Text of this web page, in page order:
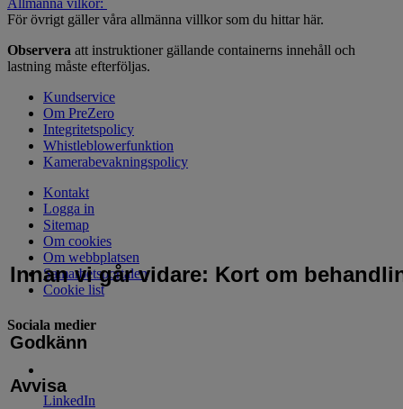
Innan vi går vidare: Kort om
Avvisa
Godkänn
Allmänna vilkor:
För övrigt gäller våra allmänna villkor som du hittar här.
Observera att instruktioner gällande containerns innehåll och
lastning måste efterföljas.
Kundservice
Om PreZero
Integritetspolicy
Whistleblowerfunktion
Kamerabevakningspolicy
Kontakt
Logga in
Sitemap
Om cookies
Om webbplatsen
Samarbetsportalen
Cookie list
Sociala medier
LinkedIn